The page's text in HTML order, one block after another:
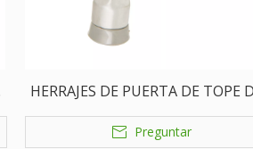
HERRAJES DE PUERTA DE TOPE
PUERTA DE LATÓN
Preguntar